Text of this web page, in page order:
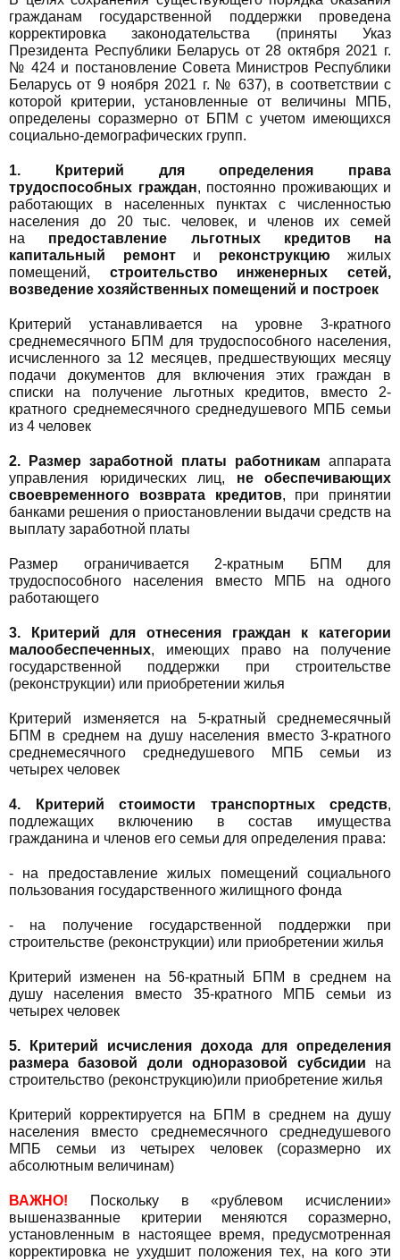
гражданам государственной поддержки проведена
корректировка законодательства (приняты Указ
Президента Республики Беларусь от 28 октября 2021 г.
№ 424 и постановление Совета Министров Республики
Беларусь от 9 ноября 2021 г. № 637), в соответствии с
которой критерии, установленные от величины МПБ,
определены соразмерно от БПМ с учетом имеющихся
социально-демографических групп.
1. Критерий для определения права
трудоспособных граждан, постоянно проживающих и
работающих в населенных пунктах с численностью
населения до 20 тыс. человек, и членов их семей
на предоставление льготных кредитов на
капитальный ремонти реконструкцию жилых
помещений, строительство инженерных сетей,
возведение хозяйственных помещений и построек
Критерий устанавливается на уровне 3-кратного
среднемесячного БПМ для трудоспособного населения,
исчисленного за 12 месяцев, предшествующих месяцу
подачи документов для включения этих граждан в
списки на получение льготных кредитов, вместо 2-
кратного среднемесячного среднедушевого МПБ семьи
из 4 человек
2. Размер заработной платы работникам аппарата
управления юридических лиц, не обеспечивающих
своевременного возврата кредитов, при принятии
банками решения о приостановлении выдачи средств на
выплату заработной платы
Размер ограничивается 2-кратным БПМ для
трудоспособного населения вместо МПБ на одного
работающего
3. Критерий для отнесения граждан к категории
малообеспеченных, имеющих право на получение
государственной поддержки при строительстве
(реконструкции) или приобретении жилья
Критерий изменяется на 5-кратный среднемесячный
БПМ в среднем на душу населения вместо 3-кратного
среднемесячного среднедушевого МПБ семьи из
четырех человек
4. Критерий стоимости транспортных средств,
подлежащих включению в состав имущества
гражданина и членов его семьи для определения права:
- на предоставление жилых помещений социального
пользования государственного жилищного фонда
- на получение государственной поддержки при
строительстве (реконструкции) или приобретении жилья
Критерий изменен на 56-кратный БПМ в среднем на
душу населения вместо 35-кратного МПБ семьи из
четырех человек
5. Критерий исчисления дохода для определения
размера базовой доли одноразовой субсидии на
строительство (реконструкцию)или приобретение жилья
Критерий корректируется на БПМ в среднем на душу
населения вместо среднемесячного среднедушевого
МПБ семьи из четырех человек (соразмерно их
абсолютным величинам)
ВАЖНО!
Поскольку в «рублевом исчислении»
вышеназванные критерии меняются соразмерно,
установленным в настоящее время, предусмотренная
корректировка не ухудшит положения тех, на кого эти